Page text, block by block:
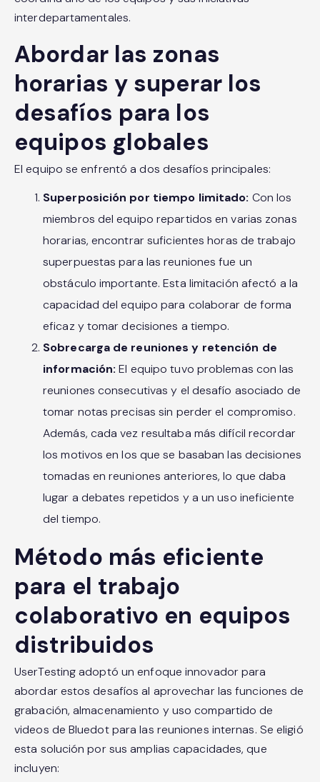
interdepartamentales.
Abordar las zonas
horarias y superar los
desafíos para los
equipos globales
El equipo se enfrentó a dos desafíos principales:
Superposición por tiempo limitado: Con los
miembros del equipo repartidos en varias zonas
horarias, encontrar suficientes horas de trabajo
superpuestas para las reuniones fue un
obstáculo importante. Esta limitación afectó a la
capacidad del equipo para colaborar de forma
eficaz y tomar decisiones a tiempo.
Sobrecarga de reuniones y retención de
información: El equipo tuvo problemas con las
reuniones consecutivas y el desafío asociado de
tomar notas precisas sin perder el compromiso.
Además, cada vez resultaba más difícil recordar
los motivos en los que se basaban las decisiones
tomadas en reuniones anteriores, lo que daba
lugar a debates repetidos y a un uso ineficiente
del tiempo.
Método más eficiente
para el trabajo
colaborativo en equipos
distribuidos
UserTesting adoptó un enfoque innovador para
abordar estos desafíos al aprovechar las funciones de
grabación, almacenamiento y uso compartido de
videos de Bluedot para las reuniones internas. Se eligió
esta solución por sus amplias capacidades, que
incluyen: